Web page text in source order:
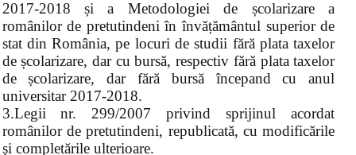
2017-2018 și a Metodologiei de școlarizare a
românilor de pretutindeni în învățământul superior de
stat din România, pe locuri de studii fără plata taxelor
de școlarizare, dar cu bursă, respectiv fără plata taxelor
de școlarizare, dar fără bursă începand cu anul
universitar 2017-2018.
3.Legii nr. 299/2007 privind sprijinul acordat
românilor de pretutindeni, republicată, cu modificările
şi completările ulterioare.